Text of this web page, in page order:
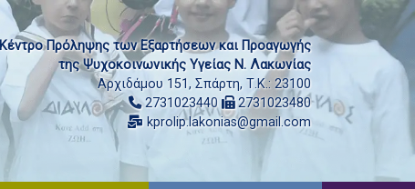
Κέντρο Πρόληψης των Εξαρτήσεων και Προαγωγής
της Ψυχοκοινωνικής Υγείας Ν. Λακωνίας
Αρχιδάμου 151, Σπάρτη, Τ.Κ.: 23100
2731023440
2731023480
kprolip.lakonias@gmail.com